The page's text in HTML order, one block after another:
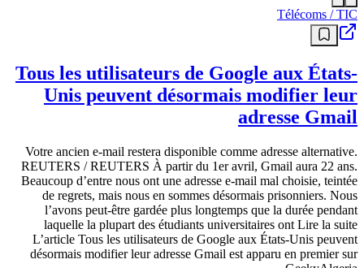
Télécoms / TIC